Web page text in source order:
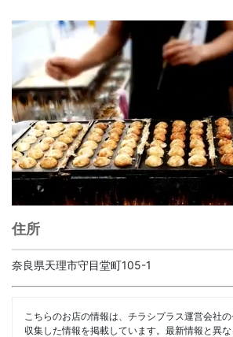
住所
奈良県天理市守目堂町105-1
こちらのお店の情報は、チラシプラス運営会社
収集した情報を掲載しています。最新情報と異